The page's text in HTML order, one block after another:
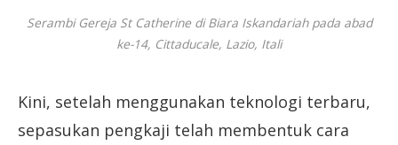
Serambi Gereja St Catherine di Biara Iskandariah pada abad
ke-14, Cittaducale, Lazio, Itali
Kini, setelah menggunakan teknologi terbaru,
sepasukan pengkaji telah membentuk cara